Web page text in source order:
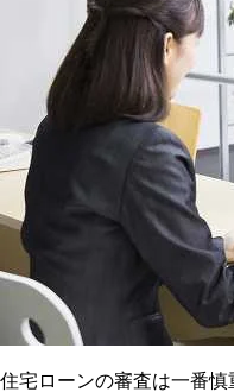
住宅ローンの審査は一番